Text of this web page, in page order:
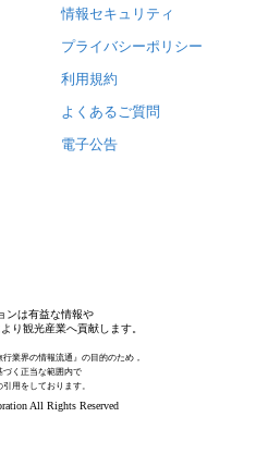
情報セキュリティ
プライバシーポリシー
利用規約
よくあるご質問
電子公告
ンは有益な情報や
り観光産業へ貢献します。
業界の情報流通』の目的のため，
づく正当な範囲内で
用をしております。
All Rights Reserved